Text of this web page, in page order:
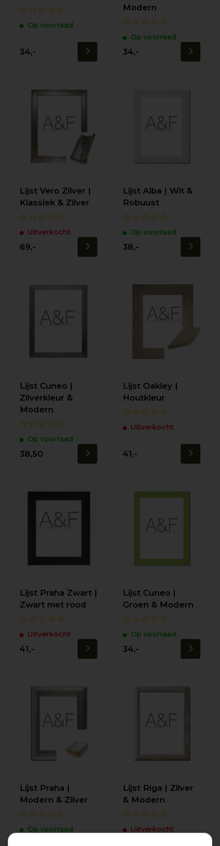
Op voorraad
34,-
Modern
Op voorraad
34,-
Lijst Vero Zilver |
Klassiek & Zilver
Uitverkocht
69,-
Lijst Alba | Wit &
Robuust
Op voorraad
38,-
Lijst Cuneo |
Zilverkleur &
Modern
Op voorraad
38,50
Lijst Oakley |
Houtkleur
Uitverkocht
41,-
Lijst Praha Zwart |
Zwart met rood
Uitverkocht
41,-
Lijst Cuneo |
Groen & Modern
Op voorraad
34,-
Lijst Praha |
Modern & Zilver
Op voorraad
Lijst Riga | Zilver
& Modern
Uitverkocht